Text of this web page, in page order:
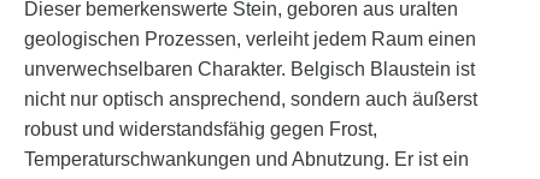
Dieser bemerkenswerte Stein, geboren aus uralten
geologischen Prozessen, verleiht jedem Raum einen
unverwechselbaren Charakter. Belgisch Blaustein ist
nicht nur optisch ansprechend, sondern auch äußerst
robust und widerstandsfähig gegen Frost,
Temperaturschwankungen und Abnutzung. Er ist ein